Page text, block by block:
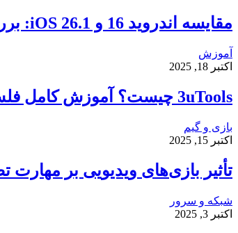
مقایسه اندروید 16 و iOS 26.1: بررسی کامل سرعت، امنیت و تجربه کاربری
آموزش
اکتبر 18, 2025
3uTools چیست؟ آموزش کامل فلش، جیلبریک و انتقال فایل در آیفون
بازی و گیم
اکتبر 15, 2025
تأثیر بازی‌های ویدیویی بر
شبکه و سرور
اکتبر 3, 2025